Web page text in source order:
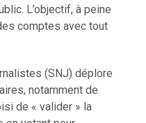
L’objectif, à peine
comptes avec tout
(SNJ) déplore
notamment de
de « valider » la